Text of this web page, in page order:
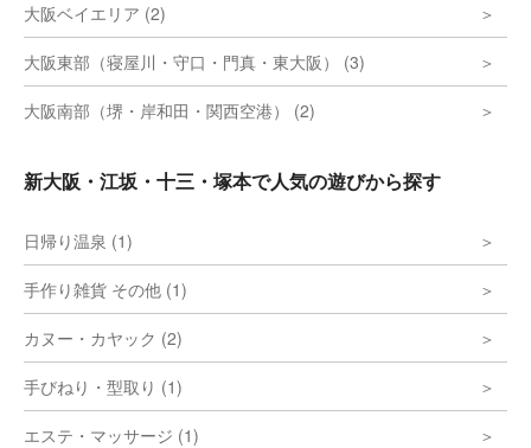
大阪ベイエリア (2)
大阪東部（寝屋川・守口・門真・東大阪） (3)
大阪南部（堺・岸和田・関西空港） (2)
新大阪・江坂・十三・塚本で人気の遊びから探す
日帰り温泉 (1)
手作り雑貨 その他 (1)
カヌー・カヤック (2)
手びねり・型取り (1)
エステ・マッサージ (1)